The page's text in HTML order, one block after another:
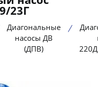
23Г
Диагональные
насосы ДВ
(ДПВ)